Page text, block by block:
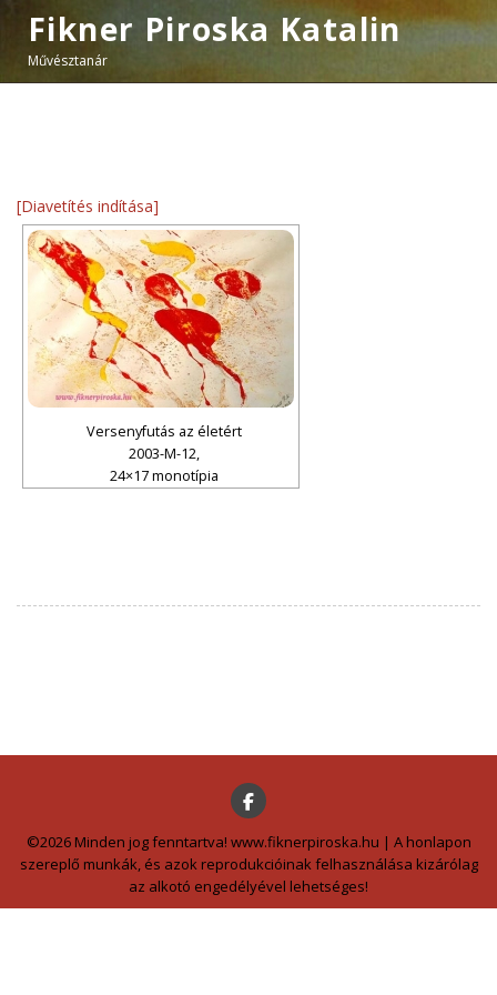
Fikner Piroska Katalin
Művésztanár
[Diavetítés indítása]
Versenyfutás az életért
2003-M-12,
24×17 monotípia
©2026 Minden jog fenntartva! www.fiknerpiroska.hu | A honlapon
szereplő munkák, és azok reprodukcióinak felhasználása kizárólag
az alkotó engedélyével lehetséges!